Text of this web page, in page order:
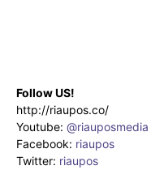
Follow US!
http://riaupos.co/
Youtube: @riauposmedia
Facebook: riaupos
Twitter: riaupos